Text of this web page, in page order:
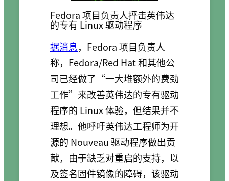
Fedora 项目负责人抨击英伟达
的专有 Linux 驱动程序
据消息，Fedora 项目负责人
称，Fedora/Red Hat 和其他公
司已经做了“一大堆额外的费劲
工作”来改善英伟达的专有驱动
程序的 Linux 体验，但结果并不
理想。他呼吁英伟达工程师为开
源的 Nouveau 驱动程序做出贡
献，由于缺乏对重启的支持，以
及签名固件镜像的障碍，该驱动